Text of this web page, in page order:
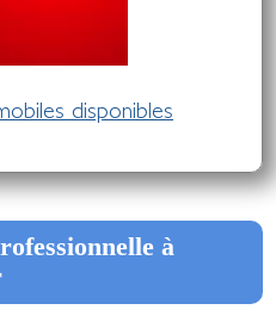
disponibles
à